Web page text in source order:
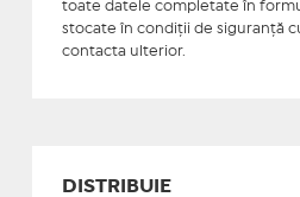
toate datele completate în
stocate în condiţii de siguranţă
contacta ulterior.
DISTRIBUIE